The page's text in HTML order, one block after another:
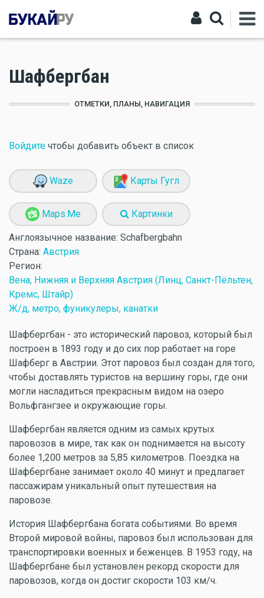
Шафбергбан
ОТМЕТКИ, ПЛАНЫ, НАВИГАЦИЯ
Войдите чтобы добавить объект в список
Waze Карты Гугл
Maps.Me Картинки
Англоязычное название: Schafbergbahn
Страна: Австрия
Регион:
Вена, Нижняя и Верхняя Австрия (Линц, Санкт-Пёльтен,
Кремс, Штайр)
Ж/д, метро, фуникулеры, канатки
Шафбергбан - это исторический паровоз, который был
построен в 1893 году и до сих пор работает на горе
Шафберг в Австрии. Этот паровоз был создан для того,
чтобы доставлять туристов на вершину горы, где они
могли насладиться прекрасным видом на озеро
Вольфгангзее и окружающие горы.
Шафбергбан является одним из самых крутых
паровозов в мире, так как он поднимается на высоту
более 1,200 метров за 5,85 километров. Поездка на
Шафбергбане занимает около 40 минут и предлагает
пассажирам уникальный опыт путешествия на
паровозе.
История Шафбергбана богата событиями. Во время
Второй мировой войны, паровоз был использован для
транспортировки военных и беженцев. В 1953 году, на
Шафбергбане был установлен рекорд скорости для
паровозов, когда он достиг скорости 103 км/ч.